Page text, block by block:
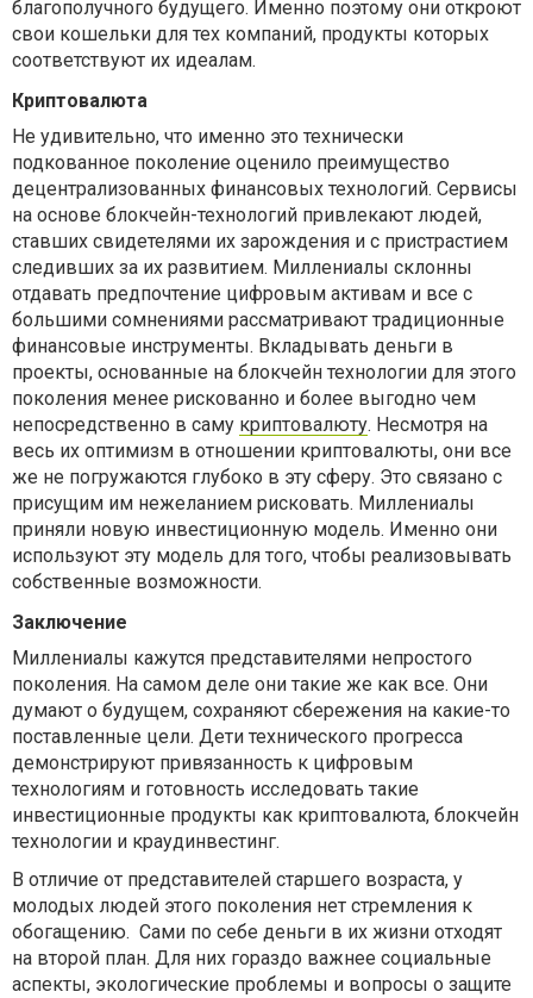
благополучного будущего. Именно поэтому они откроют
свои кошельки для тех компаний, продукты которых
соответствуют их идеалам.
Криптовалюта
Не удивительно, что именно это технически
подкованное поколение оценило преимущество
децентрализованных финансовых технологий. Сервисы
на основе блокчейн-технологий привлекают людей,
ставших свидетелями их зарождения и с пристрастием
следивших за их развитием. Миллениалы склонны
отдавать предпочтение цифровым активам и все с
большими сомнениями рассматривают традиционные
финансовые инструменты. Вкладывать деньги в
проекты, основанные на блокчейн технологии для этого
поколения менее рискованно и более выгодно чем
непосредственно в саму криптовалюту. Несмотря на
весь их оптимизм в отношении криптовалюты, они все
же не погружаются глубоко в эту сферу. Это связано с
присущим им нежеланием рисковать. Миллениалы
приняли новую инвестиционную модель. Именно они
используют эту модель для того, чтобы реализовывать
собственные возможности.
Заключение
Миллениалы кажутся представителями непростого
поколения. На самом деле они такие же как все. Они
думают о будущем, сохраняют сбережения на какие-то
поставленные цели. Дети технического прогресса
демонстрируют привязанность к цифровым
технологиям и готовность исследовать такие
инвестиционные продукты как криптовалюта, блокчейн
технологии и краудинвестинг.
В отличие от представителей старшего возраста, у
молодых людей этого поколения нет стремления к
обогащению. Сами по себе деньги в их жизни отходят
на второй план. Для них гораздо важнее социальные
аспекты, экологические проблемы и вопросы о защите